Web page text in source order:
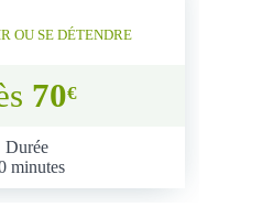
OU SE DÉTENDRE
70€
Durée
minutes